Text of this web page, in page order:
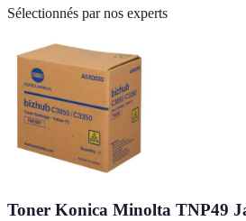
Sélectionnés par nos experts
Toner Konica Minolta TNP49